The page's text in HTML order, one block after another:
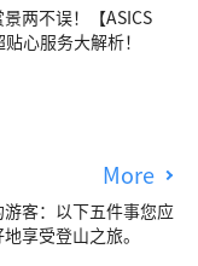
两不误！【ASICS
心服务大解析！
More
客：以下五件事您应
享受登山之旅。